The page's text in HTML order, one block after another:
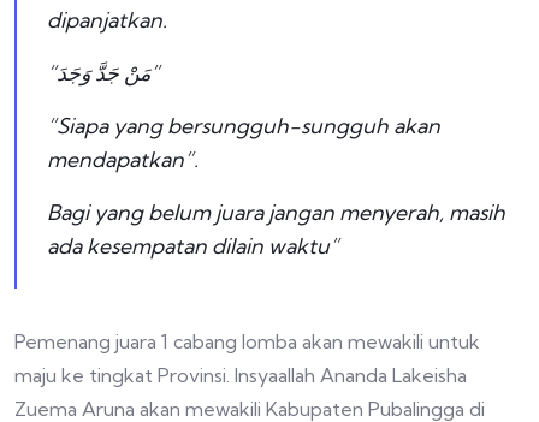
dipanjatkan.
“مَنْ جَدَّ وَجَدَ”
“Siapa yang bersungguh-sungguh akan
mendapatkan”.
Bagi yang belum juara jangan menyerah, masih
ada kesempatan dilain waktu”
Pemenang juara 1 cabang lomba akan mewakili untuk
maju ke tingkat Provinsi. Insyaallah Ananda Lakeisha
Zuema Aruna akan mewakili Kabupaten Pubalingga di